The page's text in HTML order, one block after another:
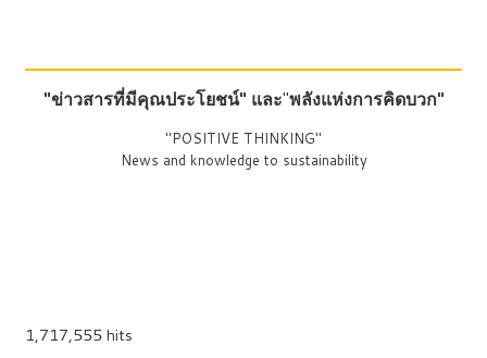
"ข่าวสารที่มีคุณประโยชน์" และ"พลังแห่งการคิดบวก"
"POSITIVE THINKING"
News and knowledge to sustainability
1,717,555 hits